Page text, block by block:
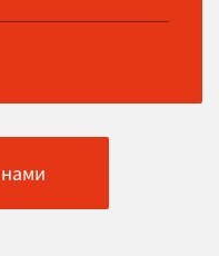
нами